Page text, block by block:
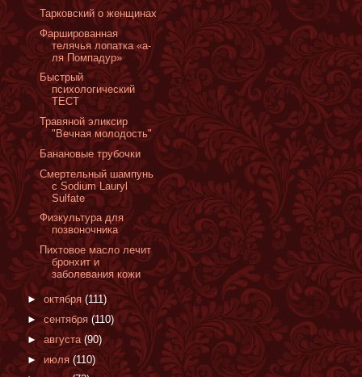
Тарковский о женщинах
Фаршированная
телячья лопатка «а-
ля Помпадур»
Быстрый
психологический
ТЕСТ
Травяной эликсир
"Вечная молодость"
Банановые трубочки
Смертельный шампунь
с Sodium Lauryl
Sulfate
Физкультура для
позвоночника
Пихтовое масло лечит
бронхит и
заболевания кожи
► октября(111)
►сентября (110)
►августа (90)
► июля (110)